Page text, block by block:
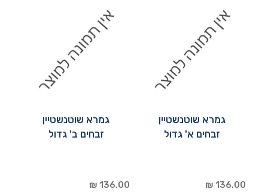
גמרא שוטנשטיין
זבחים א' גדול
136.00 ₪
גמרא שוטנשטיין
זבחים ב' גדול
136.00 ₪